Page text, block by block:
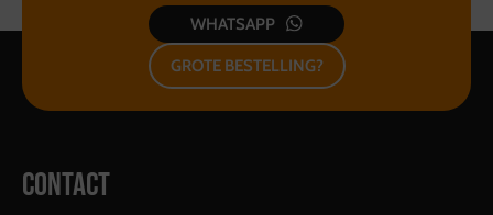
WHATSAPP
GROTE BESTELLING?
CONTACT